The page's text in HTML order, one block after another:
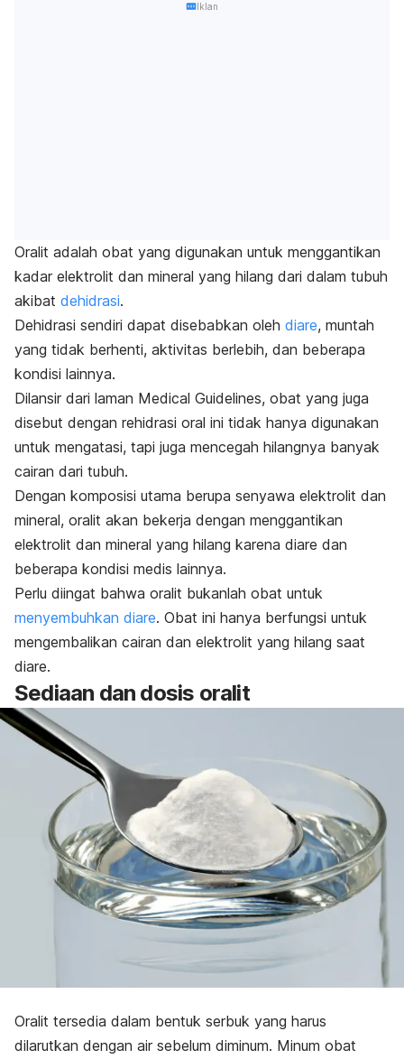
Iklan
Oralit adalah obat yang digunakan untuk menggantikan
kadar elektrolit dan mineral yang hilang dari dalam tubuh
akibat dehidrasi.
Dehidrasi sendiri dapat disebabkan oleh diare, muntah
yang tidak berhenti, aktivitas berlebih, dan beberapa
kondisi lainnya.
Dilansir dari laman Medical Guidelines, obat yang juga
disebut dengan rehidrasi oral ini tidak hanya digunakan
untuk mengatasi, tapi juga mencegah hilangnya banyak
cairan dari tubuh.
Dengan komposisi utama berupa senyawa elektrolit dan
mineral, oralit akan bekerja dengan menggantikan
elektrolit dan mineral yang hilang karena diare dan
beberapa kondisi medis lainnya.
Perlu diingat bahwa oralit bukanlah obat untuk
menyembuhkan diare. Obat ini hanya berfungsi untuk
mengembalikan cairan dan elektrolit yang hilang saat
diare.
Sediaan dan dosis oralit
Oralit tersedia dalam bentuk serbuk yang harus
dilarutkan dengan air sebelum diminum. Minum obat